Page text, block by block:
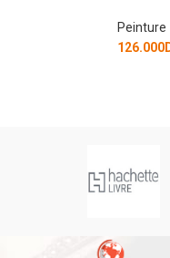
Peinture
126.000